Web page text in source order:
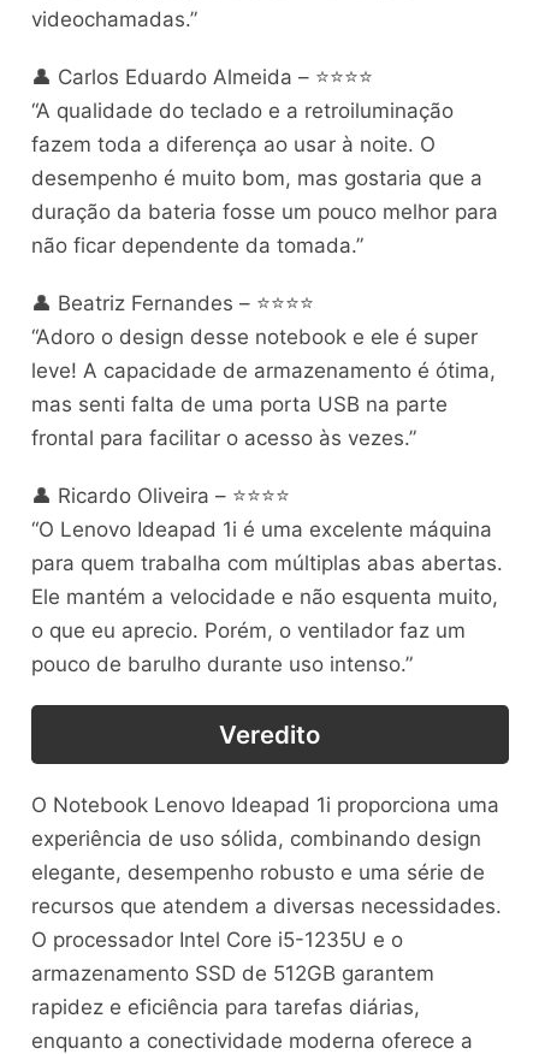
videochamadas.”
👤 Carlos Eduardo Almeida – ⭐⭐⭐⭐
“A qualidade do teclado e a retroiluminação
fazem toda a diferença ao usar à noite. O
desempenho é muito bom, mas gostaria que a
duração da bateria fosse um pouco melhor para
não ficar dependente da tomada.”
👤 Beatriz Fernandes – ⭐⭐⭐⭐
“Adoro o design desse notebook e ele é super
leve! A capacidade de armazenamento é ótima,
mas senti falta de uma porta USB na parte
frontal para facilitar o acesso às vezes.”
👤 Ricardo Oliveira – ⭐⭐⭐⭐
“O Lenovo Ideapad 1i é uma excelente máquina
para quem trabalha com múltiplas abas abertas.
Ele mantém a velocidade e não esquenta muito,
o que eu aprecio. Porém, o ventilador faz um
pouco de barulho durante uso intenso.”
Veredito
O Notebook Lenovo Ideapad 1i proporciona uma
experiência de uso sólida, combinando design
elegante, desempenho robusto e uma série de
recursos que atendem a diversas necessidades.
O processador Intel Core i5-1235U e o
armazenamento SSD de 512GB garantem
rapidez e eficiência para tarefas diárias,
enquanto a conectividade moderna oferece a